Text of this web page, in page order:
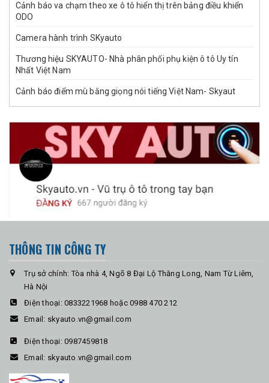
Cảnh báo va chạm theo xe ô tô hiển thị trên bảng điều khiển
ODO
Camera hành trình SKyauto
Thương hiệu SKYAUTO- Nhà phân phối phụ kiện ô tô Uy tín
Nhất Việt Nam
Cảnh báo điểm mù bằng giọng nói tiếng Việt Nam- Skyaut
THÔNG TIN CÔNG TY
Trụ sở chính: Tòa nhà 4, Ngõ 8 Đại Lộ Thăng Long, Nam Từ Liêm,
Hà Nội
Điện thoại: 0833221968 hoặc 0988 470 212
Email: skyauto.vn@gmail.com
Điện thoại: 0987459818
Email: skyauto.vn@gmail.com